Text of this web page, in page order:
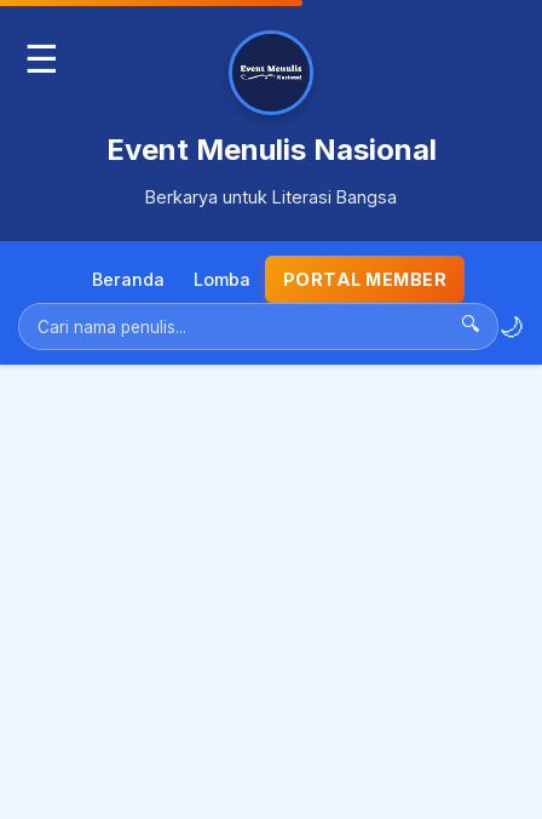
☰
Event Menulis Nasional
Berkarya untuk Literasi Bangsa
Beranda Lomba PORTAL MEMBER
🔍 🌙